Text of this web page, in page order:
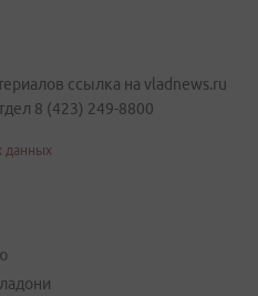
ссылка на vladnews.ru
8 (423) 249-8800
данных